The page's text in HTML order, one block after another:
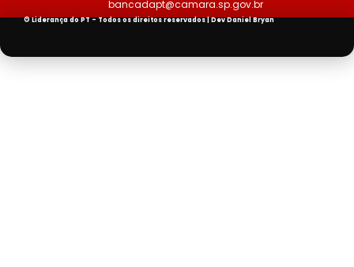
bancadapt@camara.sp.gov.br
© Liderança do PT - Todos os direitos reservados | DevDaniel Bryan